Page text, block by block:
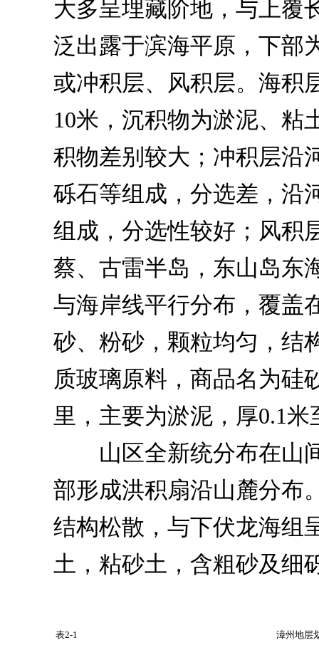
大多呈埋藏阶地，与上覆
泛出露于滨海平原，下部
或冲积层、风积层。海积
10米，沉积物为淤泥、粘
积物差别较大；冲积层沿
砾石等组成，分选差，沿
组成，分选性较好；风积
蔡、古雷半岛，东山岛东
与海岸线平行分布，覆盖
砂、粉砂，颗粒均匀，结
质玻璃原料，商品名为硅
里，主要为淤泥，厚0.1米
山区全新统分布在山间
部形成洪积扇沿山麓分布
结构松散，与下伏龙海组
土，粘砂土，含粗砂及细
表2-1 漳州地层